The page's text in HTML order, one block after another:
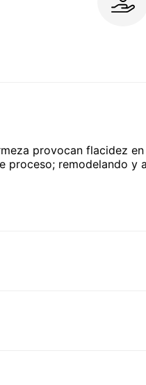
provocan flacidez
proceso; remodelando